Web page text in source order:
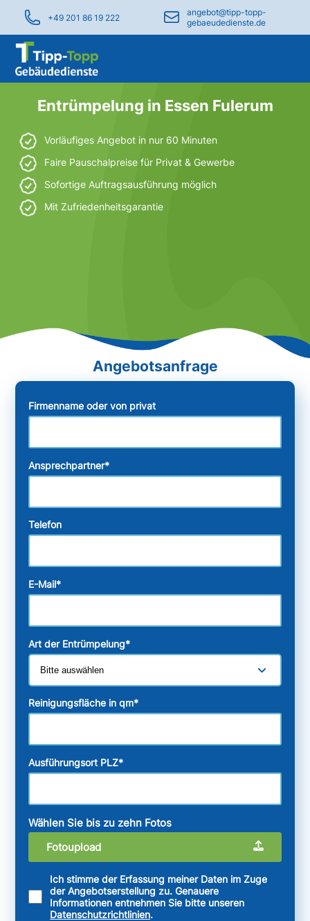
+49 201 86 19 222
angebot@tipp-topp-
gebaeudedienste.de
Entrümpelung in Essen Fulerum
Vorläufiges Angebot in nur 60 Minuten
Faire Pauschalpreise für Privat & Gewerbe
Sofortige Auftragsausführung möglich
Mit Zufriedenheitsgarantie
Firmenname oder von privat
Ansprechpartner*
Telefon
E-Mail*
Art der Entrümpelung*
Reinigungsfläche in qm*
Ausführungsort PLZ*
Wählen Sie bis zu zehn Fotos
Fotoupload
Ich stimme der Erfassung meiner Daten im Zuge
der Angebotserstellung zu. Genauere
Informationen entnehmen Sie bitte unseren
Datenschutzrichtlinien.